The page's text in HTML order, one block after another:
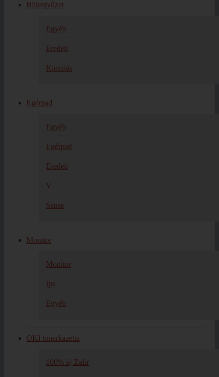
Billentyűzet
Egyéb
Eredeti
Kiosztás
Egérpad
Egyéb
Egérpad
Eredeti
V
Sense
Monitor
Monitor
Ips
Egyéb
OKI tonerkazetta
100% új Zafir